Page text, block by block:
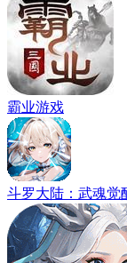
霸业游戏
斗罗大陆：武魂觉